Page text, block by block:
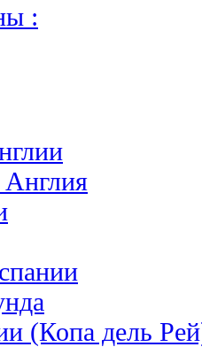
:
(Копа дель